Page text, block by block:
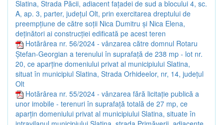
Slatina, Strada Păcii, adiacent fațadei de sud a blocului 4, sc.
A, ap. 3, parter, județul Olt, prin exercitarea dreptului de
preempțiune de către soții Nica Dumitru și Nica Elena,
deținători ai construcției edificată pe acest teren
Hotărârea nr. 56/2024 - vânzarea către domnul Rotaru
Ștefan-Georgian a terenului în suprafață de 238 mp - lot nr.
20, ce aparține domeniului privat al municipiului Slatina,
situat în municipiul Slatina, Strada Orhideelor, nr, 14, județul
Olt
Hotărârea nr. 55/2024 - vânzarea fără licitație publică a
unor imobile - terenuri în suprafață totală de 27 mp, ce
aparțin domeniului privat al municipiului Slatina, situate în